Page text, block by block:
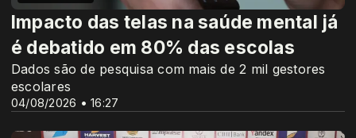
04/08/2026 • 16:27
Impacto das telas na saúde mental já
é debatido em 80% das escolas
Dados são de pesquisa com mais de 2 mil gestores
escolares